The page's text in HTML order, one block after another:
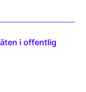
i offentlig